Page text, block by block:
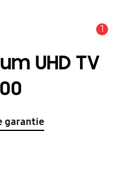
1
UHD TV
garantie